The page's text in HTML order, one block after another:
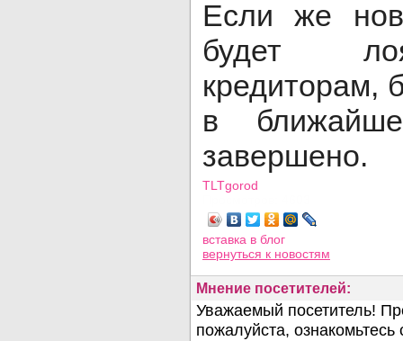
Если же
будет
кредиторам,
в
TLTgorod
вставка в блог
вернуться к новостям
Мнение посетителей: